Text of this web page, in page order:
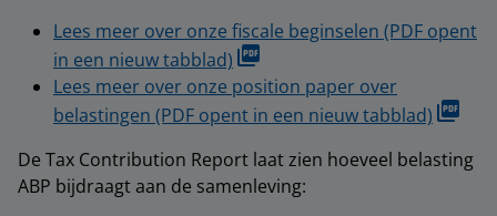
Lees meer over onze fiscale beginselen (PDF opent
in een nieuw tabblad)
Lees meer over onze position paper over
belastingen (PDF opent in een nieuw tabblad)
De Tax Contribution Report laat zien hoeveel belasting
ABP bijdraagt aan de samenleving: